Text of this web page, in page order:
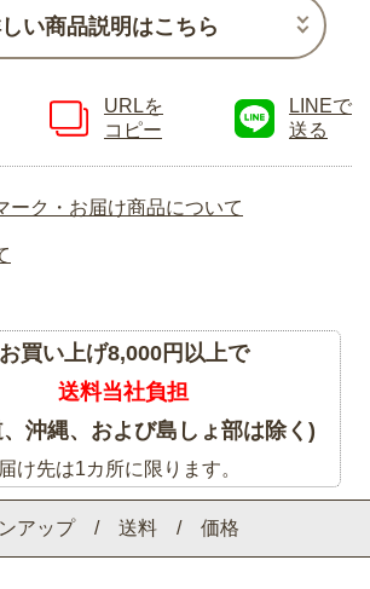
ンアップ / 送料 / 価格
い商品説明はこちら
URLを
コピー
LINEで
送る
ーク・お届け商品について
お買い上げ8,000円以上で
送料当社負担
沖縄、および島しょ部は除く)
け先は1カ所に限ります。